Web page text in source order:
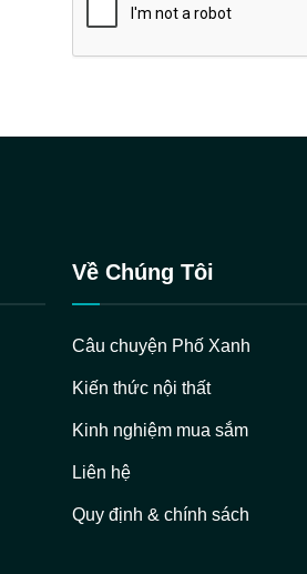
Về Chúng Tôi
Câu chuyện Phố Xanh
Kiến thức nội thất
Kinh nghiệm mua sắm
Liên hệ
Quy định & chính sách